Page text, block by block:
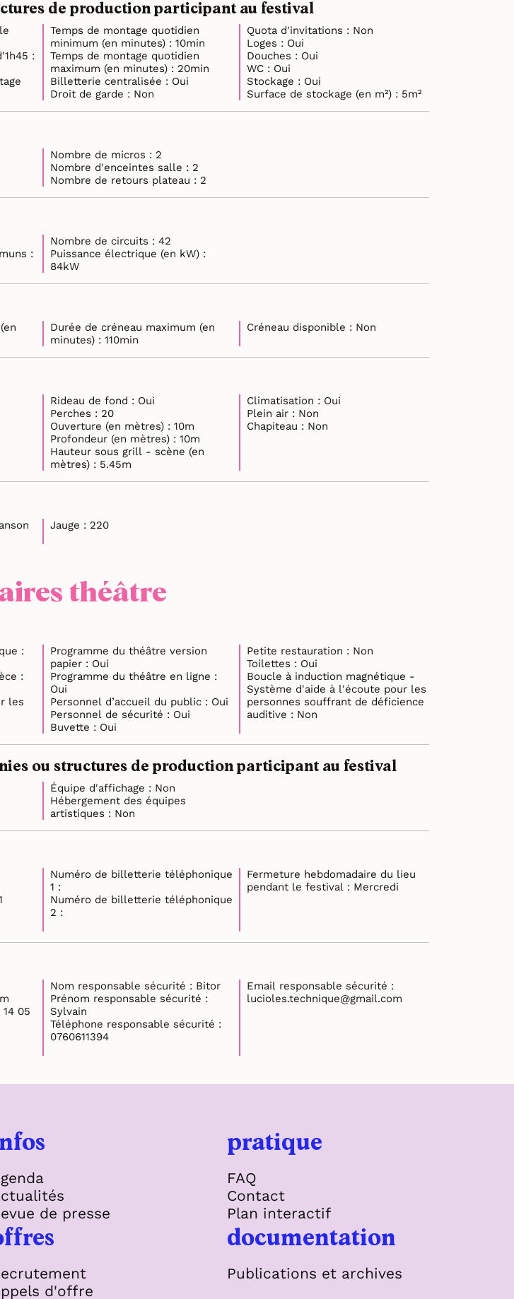
de production participant au festival
:
Temps de montage quotidien
minimum (en minutes) : 10min
Temps de montage quotidien
maximum (en minutes) : 20min
Billetterie centralisée : Oui
Droit de garde : Non
Quota d'invitations : Non
Loges : Oui
Douches : Oui
WC : Oui
Stockage : Oui
Surface de stockage (en m²) : 5m²
Nombre de micros : 2
Nombre d'enceintes salle : 2
Nombre de retours plateau : 2
:
Nombre de circuits : 42
Puissance électrique (en kW) :
84kW
Durée de créneau maximum (en
minutes) : 110min
Créneau disponible : Non
Rideau de fond : Oui
Perches : 20
Ouverture (en mètres) : 10m
Profondeur (en mètres) : 10m
Hauteur sous grill - scène (en
mètres) : 5.45m
Climatisation : Oui
Plein air : Non
Chapiteau : Non
Jauge : 220
théâtre
:
:
les
Programme du théâtre version
papier : Oui
Programme du théâtre en ligne :
Oui
Personnel d’accueil du public : Oui
Personnel de sécurité : Oui
Buvette : Oui
Petite restauration : Non
Toilettes : Oui
Boucle à induction magnétique -
Système d'aide à l'écoute pour les
personnes souffrant de déficience
auditive : Non
ou structures de production participant au festival
Équipe d'affichage : Non
Hébergement des équipes
artistiques : Non
Numéro de billetterie téléphonique
1 :
Numéro de billetterie téléphonique
2 :
Fermeture hebdomadaire du lieu
pendant le festival : Mercredi
Nom responsable sécurité : Bitor
Prénom responsable sécurité :
Sylvain
Téléphone responsable sécurité :
0760611394
Email responsable sécurité :
lucioles.technique@gmail.com
de presse
pratique
FAQ
Contact
Plan interactif
d'offre
documentation
Publications et archives